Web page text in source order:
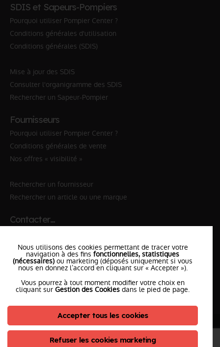
SDIS et Sapeurs-Pompiers
Pourquoi utiliser Pompier Center ?
Conditions générales d'utilisation
Conditions générales (SDIS)
Mise à jour des SDIS
Consulter l'organigramme des SDIS
Rechercher un Sapeur-Pompier
Fournisseurs
Pourquoi utiliser Pompier Center ?
Conditions générales de vente
Nos offres « visibilité »
Rechercher un fournisseur
Rechercher un article ou une marque
Contacter…
✆ 18№National Sapeurs-Pompiers
le SDISle plus proche
l'équipePompierCenter
©2026 Pompier Center • Mentions Légales •
Protection de vos données • Plan du Site
Nous utilisons des cookies permettant de tracer votre
navigation à des fins fonctionnelles, statistiques
(nécessaires) ou marketing (déposés uniquement si vous
nous en donnez l’accord en cliquant sur « Accepter »).
Vous pourrez à tout moment modifier votre choix en
cliquant sur Gestion des Cookies dans le pied de page.
Accepter tous les cookies
Refuser les cookies marketing